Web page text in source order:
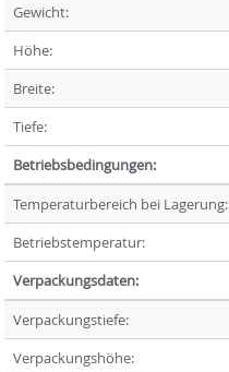
Gewicht:
Höhe:
Breite:
Tiefe:
Betriebsbedingungen:
Temperaturbereich bei Lagerung:
Betriebstemperatur:
Verpackungsdaten:
Verpackungstiefe:
Verpackungshöhe: